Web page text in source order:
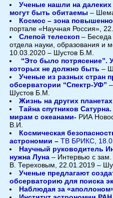
Ученые нашли на
могут быть обитаемы –
Космос – зона
портале «Научная Россия»,
Слепой телескоп – Беседа
отдела науки, образования и
10.03.2020 – Шустов Б.М.
“Это было потрясение”.
которых не должно быть –
Ученые из разных стран
обсерватории “Спектр-УФ”
Шустов Б.М.
Жизнь на других планетах
Тайна спутников
мирам с океанами- РИА
В.И.
Космическая
астрономии – ТВ БРИКС,
Научный руководитель
нужна Луна – Интервью с зам.
В. Тереховым, 22.01.2019 –
Ученые предлагают
обсерваторию для поиска
Наблюдая за